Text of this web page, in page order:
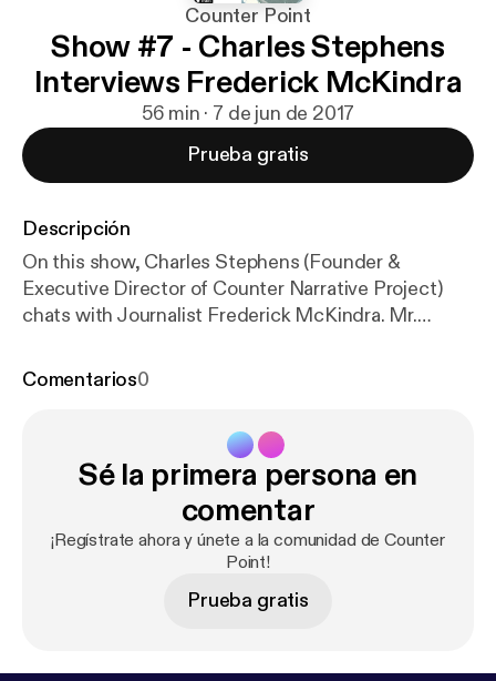
Counter Point
Show #7 - Charles Stephens
Interviews Frederick McKindra
56 min · 7 de jun de 2017
Prueba gratis
Descripción
On this show, Charles Stephens (Founder &
Executive Director of Counter Narrative Project)
chats with Journalist Frederick McKindra. Mr.
"Does Desiring White Guys Make Me A Traitor To
Comentarios0
Sé la primera persona en
comentar
¡Regístrate ahora y únete a la comunidad de Counter
Point!
Prueba gratis